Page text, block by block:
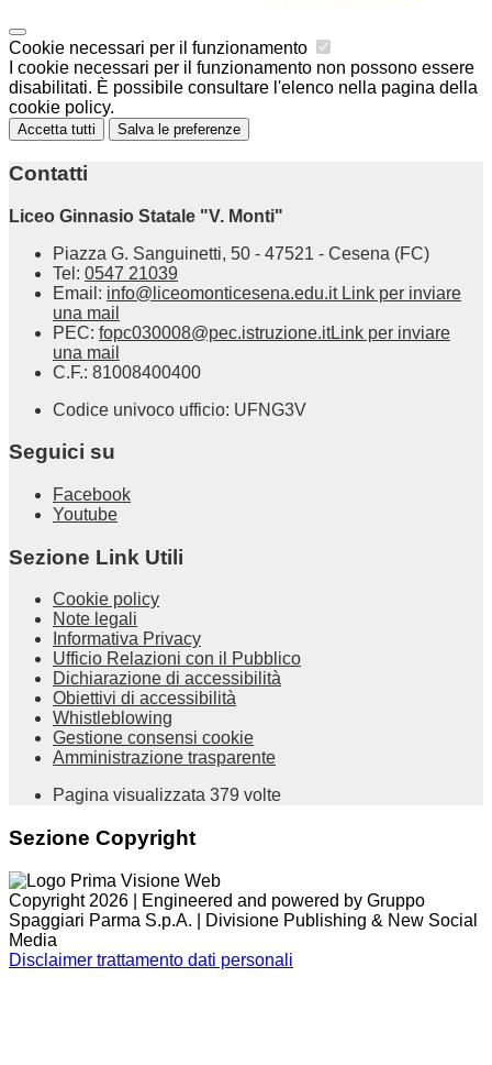
Cookie necessari per il funzionamento
I cookie necessari per il funzionamento non possono essere
disabilitati. È possibile consultare l'elenco nella pagina della
cookie policy.
Accetta tutti Salva le preferenze
Contatti
Liceo Ginnasio Statale "V. Monti"
Piazza G. Sanguinetti, 50 - 47521 - Cesena (FC)
Tel: 0547 21039
Email: info@liceomonticesena.edu.it Link per inviare
una mail
PEC: fopc030008@pec.istruzione.itLink per inviare
una mail
C.F.: 81008400400
Codice univoco ufficio: UFNG3V
Seguici su
Facebook
Youtube
Sezione Link Utili
Cookie policy
Note legali
Informativa Privacy
Ufficio Relazioni con il Pubblico
Dichiarazione di accessibilità
Obiettivi di accessibilità
Whistleblowing
Gestione consensi cookie
Amministrazione trasparente
Pagina visualizzata 379 volte
Sezione Copyright
Copyright 2026 | Engineered and powered by Gruppo
Spaggiari Parma S.p.A. | Divisione Publishing & New Social
Media
Disclaimer trattamento dati personali